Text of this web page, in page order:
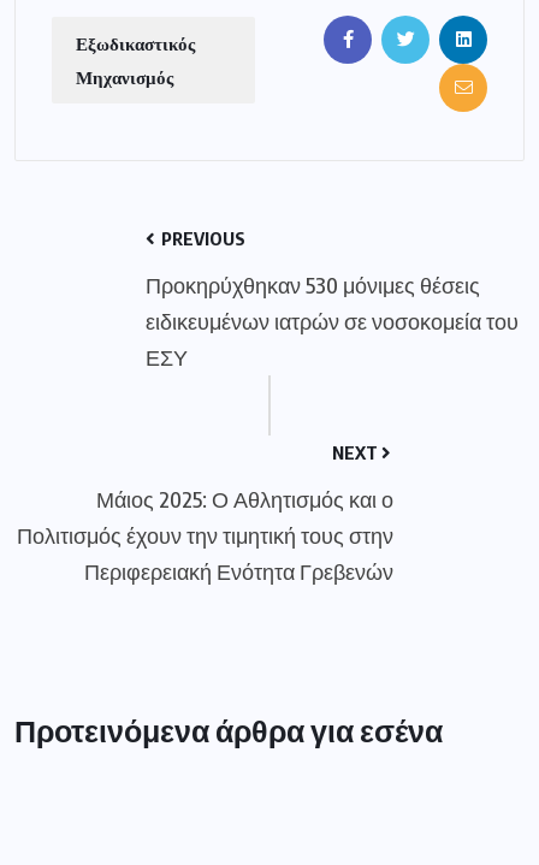
Εξωδικαστικός
Μηχανισμός
PREVIOUS
Προκηρύχθηκαν 530 μόνιμες θέσεις
ειδικευμένων ιατρών σε νοσοκομεία του
ΕΣΥ
NEXT
Μάιος 2025: Ο Αθλητισμός και ο
Πολιτισμός έχουν την τιμητική τους στην
Περιφερειακή Ενότητα Γρεβενών
Προτεινόμενα άρθρα για εσένα